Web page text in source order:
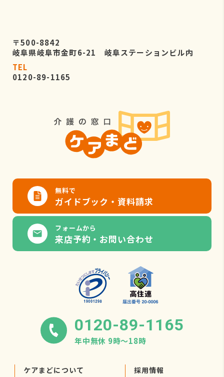
〒500-8842
岐阜県岐阜市金町6-21 岐阜ステーションビル内
TEL
0120-89-1165
無料で
ガイドブック・資料請求
フォームから
来店予約・お問い合わせ
0120-89-1165
年中無休 9時〜18時
ケアまどについて 採用情報